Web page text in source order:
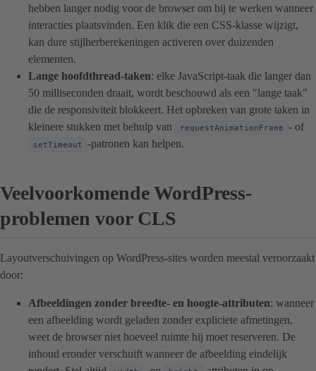
hebben langer nodig voor de browser om bij te werken wanneer
interacties plaatsvinden. Een klik die een CSS-klasse wijzigt,
kan dure stijlherberekeningen activeren over duizenden
elementen.
Lange hoofdthread-taken: elke JavaScript-taak die langer dan
50 milliseconden draait, wordt beschouwd als een "lange taak"
die de responsiviteit blokkeert. Het opbreken van grote taken in
kleinere stukken met behulp van
requestAnimationFrame - of
setTimeout -patronen kan helpen.
Veelvoorkomende WordPress-
problemen voor CLS
Layoutverschuivingen op WordPress-sites worden meestal veroorzaakt
door:
Afbeeldingen zonder breedte- en hoogte-attributen: wanneer
een afbeelding wordt geladen zonder expliciete afmetingen,
weet de browser niet hoeveel ruimte hij moet reserveren. De
inhoud eronder verschuift wanneer de afbeelding eindelijk